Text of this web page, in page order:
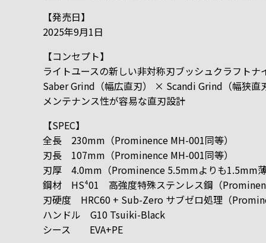
【発売日】
2025年9月1日
【コンセプト】
ライトユースの新しい非対称刃ブッシュクラフトナ
Saber Grind（幅広直刃） × Scandi Grind（幅狭直
メンテナンス性が容易な直刃設計
【SPEC】
全長 230mm（Prominence MH-001同等）
刃長 107mm（Prominence MH-001同等）
刃厚 4.0mm（Prominence 5.5mmよりも1.5mm薄
鋼材 HS⁴01 高強度特殊ステンレス鋼（
刃硬度 HRC60 + Sub-Zero サブゼロ処理（
ハンドル G10 Tsuiki-Black
シース EVA+PE